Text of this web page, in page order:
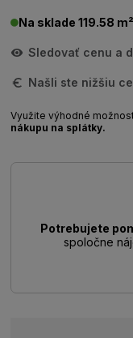
Na sklade 119.58 m²
Sledovať cenu a
Našli ste nižšiu
Využite výhodné
nákupu na splátky.
Potrebujete
spoločne